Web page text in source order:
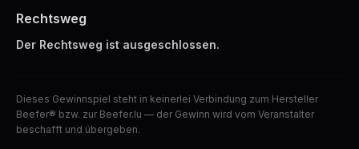
Rechtsweg
Der Rechtsweg ist ausgeschlossen.
Dieses Gewinnspiel steht in keinerlei Verbindung zum Hersteller
Beefer® bzw. zur Beefer.lu — der Gewinn wird vom Veranstalter
beschafft und übergeben.